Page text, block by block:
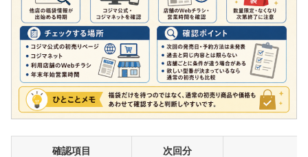
確認項目 次回分